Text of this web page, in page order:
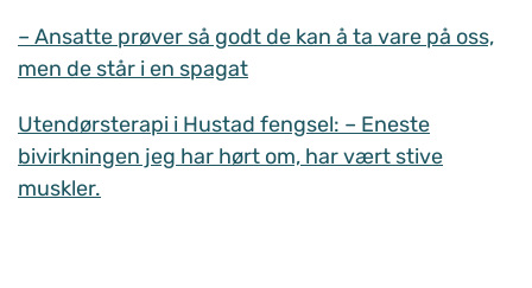
– Ansatte prøver så godt de kan å ta vare på oss,
men de står i en spagat
Utendørsterapi i Hustad fengsel: – Eneste
bivirkningen jeg har hørt om, har vært stive
muskler.